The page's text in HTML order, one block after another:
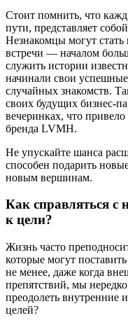
Стоит помнить, что
пути, представляет
Незнакомцы могут
встречи — началом
служить истории
начинали свои успешные
случайных знакомств.
своих будущих бизнес-
вечеринках, что
бренда LVMH.
Не упускайте шанса
способен подарить
новым вершинам.
Как справляться с
к цели?
Жизнь часто
которые могут
не менее, даже когда
препятствий, мы
преодолеть внутренние
целей?